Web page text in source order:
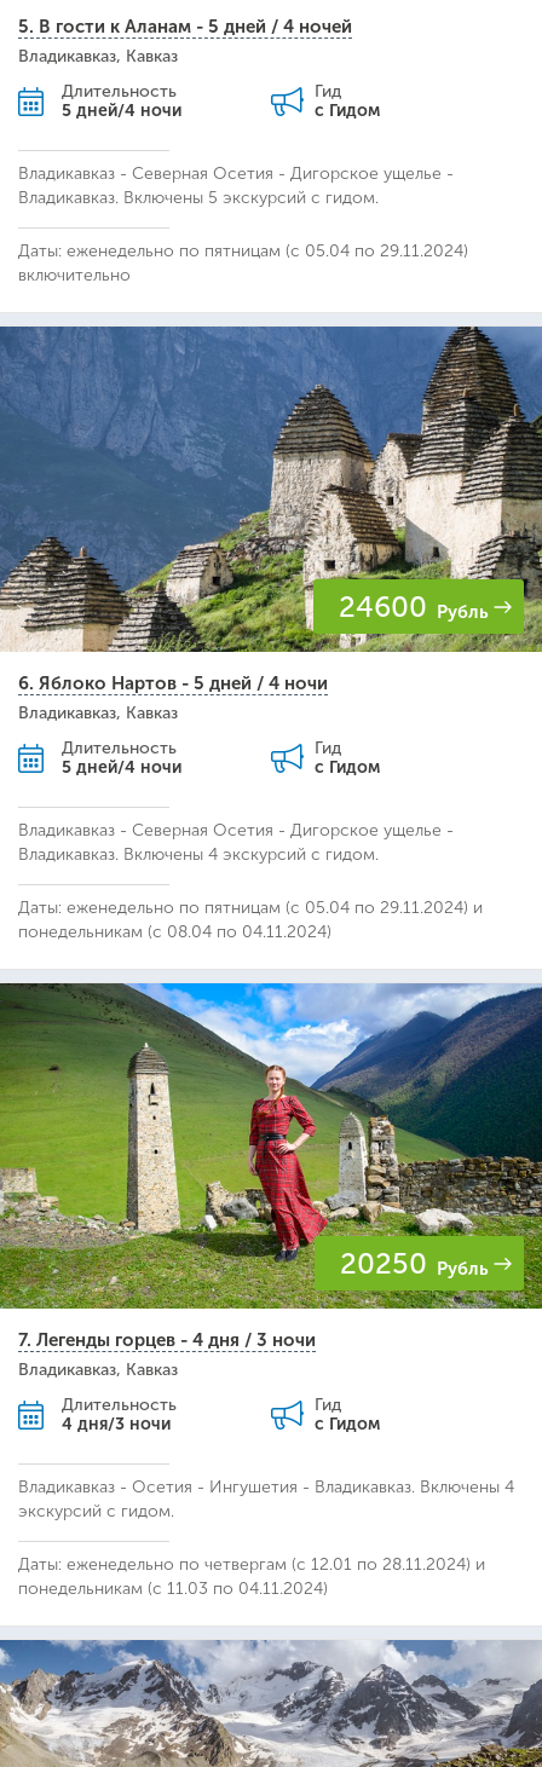
5. В гости к Аланам - 5 дней / 4 ночей
Владикавказ, Кавказ
Длительность
5 дней/4 ночи
Гид
с Гидом
Владикавказ - Северная Осетия - Дигорское ущелье -
Владикавказ. Включены 5 экскурсий с гидом.
Даты: еженедельно по пятницам (с 05.04 по 29.11.2024)
включительно
24600 Рубль
6. Яблоко Нартов - 5 дней / 4 ночи
Владикавказ, Кавказ
Длительность
5 дней/4 ночи
Гид
с Гидом
Владикавказ - Северная Осетия - Дигорское ущелье -
Владикавказ. Включены 4 экскурсий с гидом.
Даты: еженедельно по пятницам (с 05.04 по 29.11.2024) и
понедельникам (с 08.04 по 04.11.2024)
20250 Рубль
7. Легенды горцев - 4 дня / 3 ночи
Владикавказ, Кавказ
Длительность
4 дня/3 ночи
Гид
с Гидом
Владикавказ - Осетия - Ингушетия - Владикавказ. Включены 4
экскурсий с гидом.
Даты: еженедельно по четвергам (с 12.01 по 28.11.2024) и
понедельникам (с 11.03 по 04.11.2024)